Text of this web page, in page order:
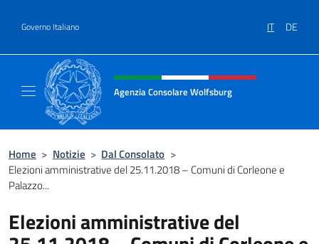
Governo Italiano IT DE
Intestazione sito, social e menù
Agenzia Consolare Wolfsburg
Home > Notizie > Dal Consolato >
Elezioni amministrative del 25.11.2018 – Comuni di Corleone e
Palazzo...
Elezioni amministrative del